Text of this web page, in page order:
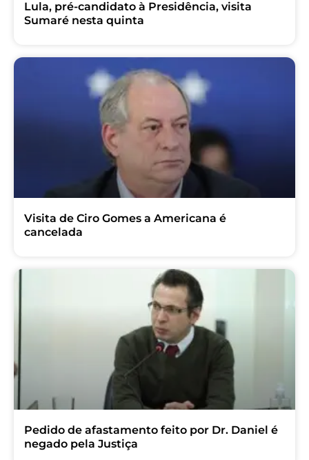
Lula, pré-candidato à Presidência, visita
Sumaré nesta quinta
Visita de Ciro Gomes a Americana é
cancelada
Pedido de afastamento feito por Dr. Daniel é
negado pela Justiça